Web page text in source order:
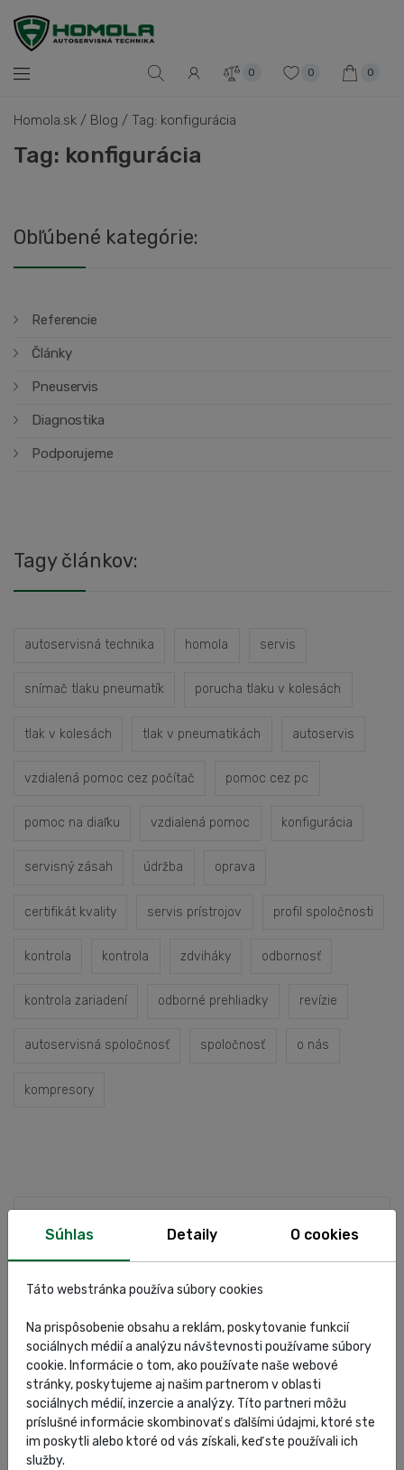
0 0 0
Homola.sk / Blog / Tag: konfigurácia
Tag: konfigurácia
Obľúbené kategórie:
Referencie
Články
Pneuservis
Diagnostika
Podporujeme
Tagy článkov:
autoservisná technika homola servis
snímač tlaku pneumatík porucha tlaku v kolesách
tlak v kolesách tlak v pneumatikách autoservis
vzdialená pomoc cez počítač pomoc cez pc
pomoc na diaľku vzdialená pomoc konfigurácia
servisný zásah údržba oprava
certifikát kvality servis prístrojov profil spoločnosti
kontrola kontrola zdviháky odbornosť
kontrola zariadení odborné prehliadky revízie
autoservisná spoločnosť spoločnosť o nás
kompresory
Súhlas Detaily O cookies
Táto webstránka používa súbory cookies
Na prispôsobenie obsahu a reklám, poskytovanie funkcií
sociálnych médií a analýzu návštevnosti používame súbory
cookie. Informácie o tom, ako používate naše webové
stránky, poskytujeme aj našim partnerom v oblasti
sociálnych médií, inzercie a analýzy. Títo partneri môžu
príslušné informácie skombinovať s ďalšími údajmi, ktoré ste
im poskytli alebo ktoré od vás získali, keď ste používali ich
služby.